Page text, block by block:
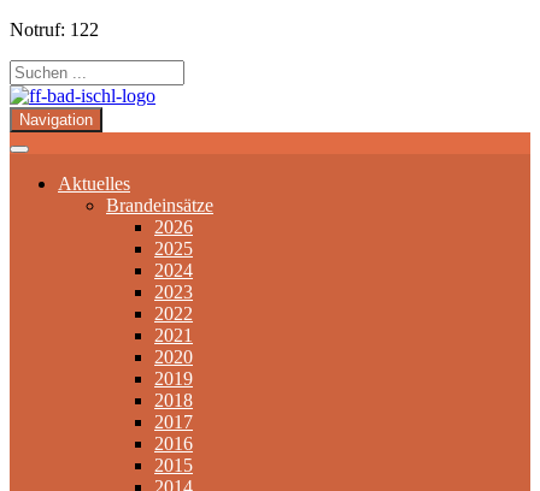
Notruf: 122
Navigation
Aktuelles
Brandeinsätze
2026
2025
2024
2023
2022
2021
2020
2019
2018
2017
2016
2015
2014